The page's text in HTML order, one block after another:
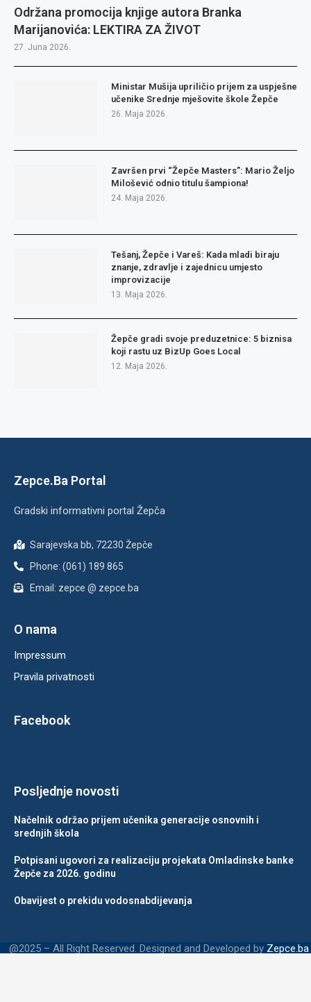
Održana promocija knjige autora Branka
Marijanovića: LEKTIRA ZA ŽIVOT
27. Juna 2026.
Ministar Mušija upriličio prijem za uspješne
učenike Srednje mješovite škole Žepče
26. Maja 2026.
Završen prvi “Žepče Masters”: Mario Željo
Milošević odnio titulu šampiona!
24. Maja 2026.
Tešanj, Žepče i Vareš: Kada mladi biraju
znanje, zdravlje i zajednicu umjesto
improvizacije
13. Maja 2026.
Žepče gradi svoje preduzetnice: 5 biznisa
koji rastu uz BizUp Goes Local
12. Maja 2026.
Zepce.Ba Portal
Gradski informativni portal Žepča
Sarajevska bb, 72230 Žepče
Phone: (061) 189 865
Email: zepce @ zepce.ba
O nama
Impressum
Pravila privatnosti
Facebook
Posljednje novosti
Načelnik održao prijem učenika generacije osnovnih i
srednjih škola
Potpisani ugovori za realizaciju projekata Omladinske banke
Žepče za 2026. godinu
Obavijest o prekidu vodosnabdijevanja
@2025 – All Right Reserved. Designed and Developed by Zepce.ba